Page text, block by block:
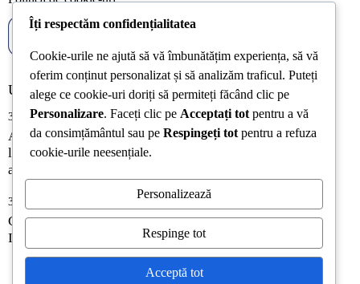
Ultimele articole
31/07/2026
Acreditarea Școlii Postliceale CRSSE Timișoara confirmă
legalitatea și calitatea programului de formare a
antrenorilor
31/07/2026
CONEXIUNILE – LEGĂTURILE ÎNTRE JUCĂTORI,
IMPORTANȚA TACTICĂ ȘI FUNCȚIONALITATEA LOR
Îți respectăm confidențialitatea
Cookie-urile ne ajută să vă îmbunătățim experiența, să vă
oferim conținut personalizat și să analizăm traficul. Puteți
alege ce cookie-uri doriți să permiteți făcând clic pe
Personalizare. Faceți clic pe Acceptați tot pentru a vă
da consimțământul sau pe Respingeți tot pentru a refuza
cookie-urile neesențiale.
Personalizează
Respinge tot
Acceptă tot